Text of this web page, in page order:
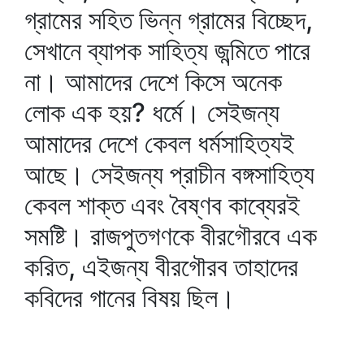
গ্রামের সহিত ভিন্ন গ্রামের বিচ্ছেদ,
সেখানে ব্যাপক সাহিত্য জন্মিতে পারে
না। আমাদের দেশে কিসে অনেক
লোক এক হয়? ধর্মে। সেইজন্য
আমাদের দেশে কেবল ধর্মসাহিত্যই
আছে। সেইজন্য প্রাচীন বঙ্গসাহিত্য
কেবল শাক্ত এবং বৈষ্ণব কাব্যেরই
সমষ্টি। রাজপুতগণকে বীরগৌরবে এক
করিত, এইজন্য বীরগৌরব তাহাদের
কবিদের গানের বিষয় ছিল।